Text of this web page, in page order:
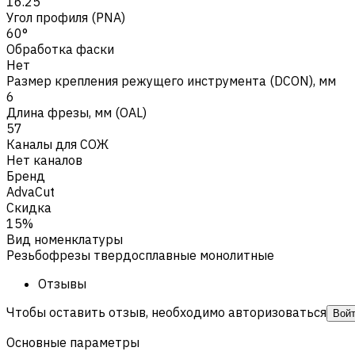
Угол профиля (PNA)
60°
Обработка фаски
Нет
Размер крепления режущего инструмента (DCON), мм
6
Длина фрезы, мм (OAL)
57
Каналы для СОЖ
Нет каналов
Бренд
AdvaCut
Скидка
15%
Вид номенклатуры
Резьбофрезы твердосплавные монолитные
Отзывы
Чтобы оставить отзыв, необходимо авторизоваться
Основные параметры